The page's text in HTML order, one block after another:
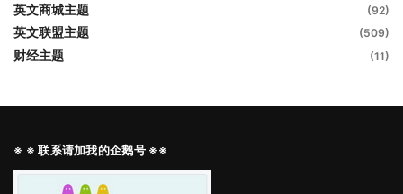
英文商城主题 (92)
英文联盟主题 (509)
财经主题 (11)
※ ※ 联系请加我的企鹅号 ※※